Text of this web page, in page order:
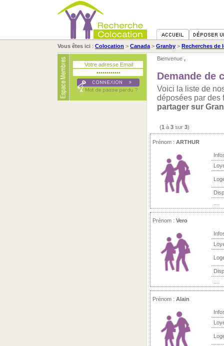
Vous êtes ici : Colocation > Canada > Granby > Recherches de
Bienvenue ,
Demande de
Voici la liste de
déposées par des
partager sur
(1 à 3 sur 3)
Prénom : ARTHUR
Prénom : Vero
Prénom : Alain